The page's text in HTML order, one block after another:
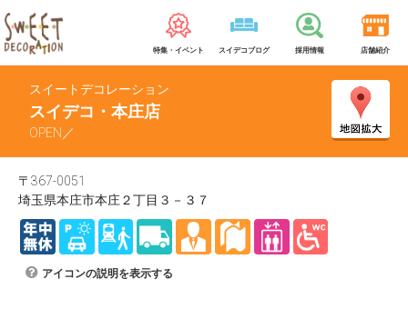
特集・イベント スイデコブログ 採用情報 店舗紹介
スイートデコレーション
スイデコ・本庄店
OPEN／
〒367-0051
埼玉県本庄市本庄２丁目３－３７
アイコンの説明を表示する